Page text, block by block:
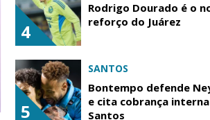
4
Rodrigo Dourado é o
reforço do Juárez
5
SANTOS
Bontempo defende
e cita cobrança
Santos